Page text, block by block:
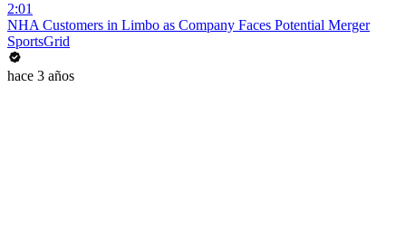
2:01
NHA Customers in Limbo as Company Faces Potential Merger
SportsGrid
hace 3 años